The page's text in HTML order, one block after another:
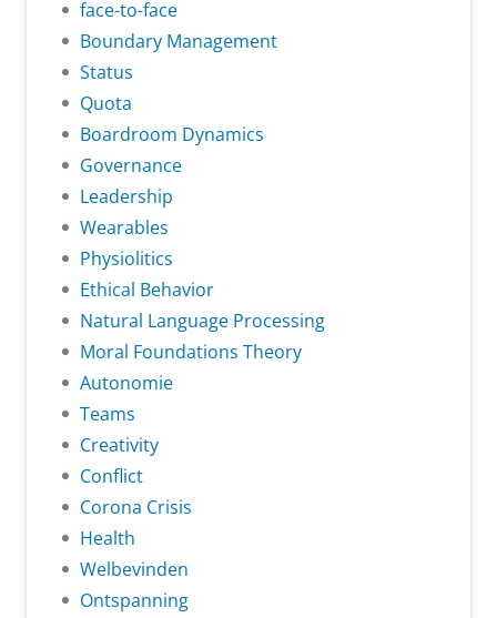
face-to-face
Boundary Management
Status
Quota
Boardroom Dynamics
Governance
Leadership
Wearables
Physiolitics
Ethical Behavior
Natural Language Processing
Moral Foundations Theory
Autonomie
Teams
Creativity
Conflict
Corona Crisis
Health
Welbevinden
Ontspanning